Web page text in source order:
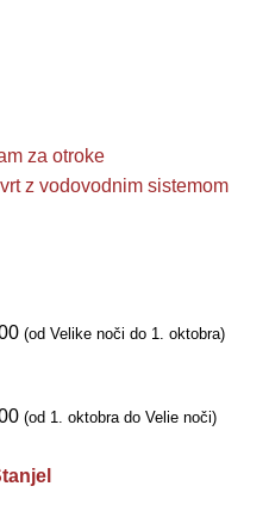
za otroke
z vodovodnim sistemom
(od Velike noči do 1. oktobra)
(od 1. oktobra do Velie noči)